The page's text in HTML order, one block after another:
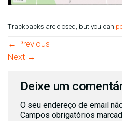
Trackbacks are closed, but you can
← Previous
Next →
Deixe um
O seu endereço de email
Campos obrigatórios